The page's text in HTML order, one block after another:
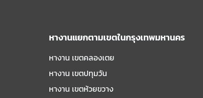
หางานแยกตามเขตในกรุงเทพมหานคร
หางาน เขตคลองเตย
หางาน เขตปทุมวัน
หางาน เขตห้วยขวาง